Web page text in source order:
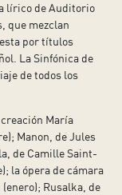
lírico de Auditorio
que mezclan
por títulos
La Sinfónica de
de todos los
María
Manon, de Jules
de Camille Saint-
la ópera de cámara
Rusalka, de